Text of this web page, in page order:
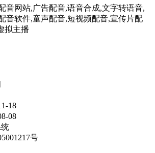
音网站,广告配音,语音合成,文字转语音,
音软件,童声配音,短视频配音,宣传片配
拟主播
18
08
号